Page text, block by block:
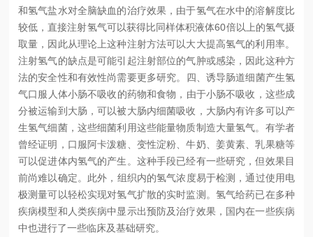
和氢气盐水对全脑缺血的治疗效果，由于氢气在水中的溶解度比
较低，直接注射氢气可以获得比同样体积液体60倍以上的氢气摄
取量，因此从理论上这种注射方法可以大大提高氢气的利用率。
注射氢气的缺点是可能引起注射部位的气肿或感染，因此这种方
法的安全性和有效性尚需要更多研究。 四、诱导肠道细菌产生氢
气口服人体小肠不吸收的药物和食物，由于小肠不吸收，这些成
分被运输到大肠，可以被大肠内细菌吸收，大肠内有许多可以产
生氢气细菌，这些细菌利用这些能量物质制造大量氢气。有学者
曾经证明，口服阿卡泼糖、变性淀粉、牛奶、姜黄素、乳果糖等
可以促进体内氢气的产生。这种手段已经有一些研究，但效果目
前尚难以确定。 此外，组织内的氢气浓度易于检测，通过使用电
极测量可以轻松实现对氢气扩散的实时监测。氢气给药已在多种
疾病模型和人类疾病中显示出预防及治疗效果，国内在一些疾病
中也进行了一些临床及基础研究。